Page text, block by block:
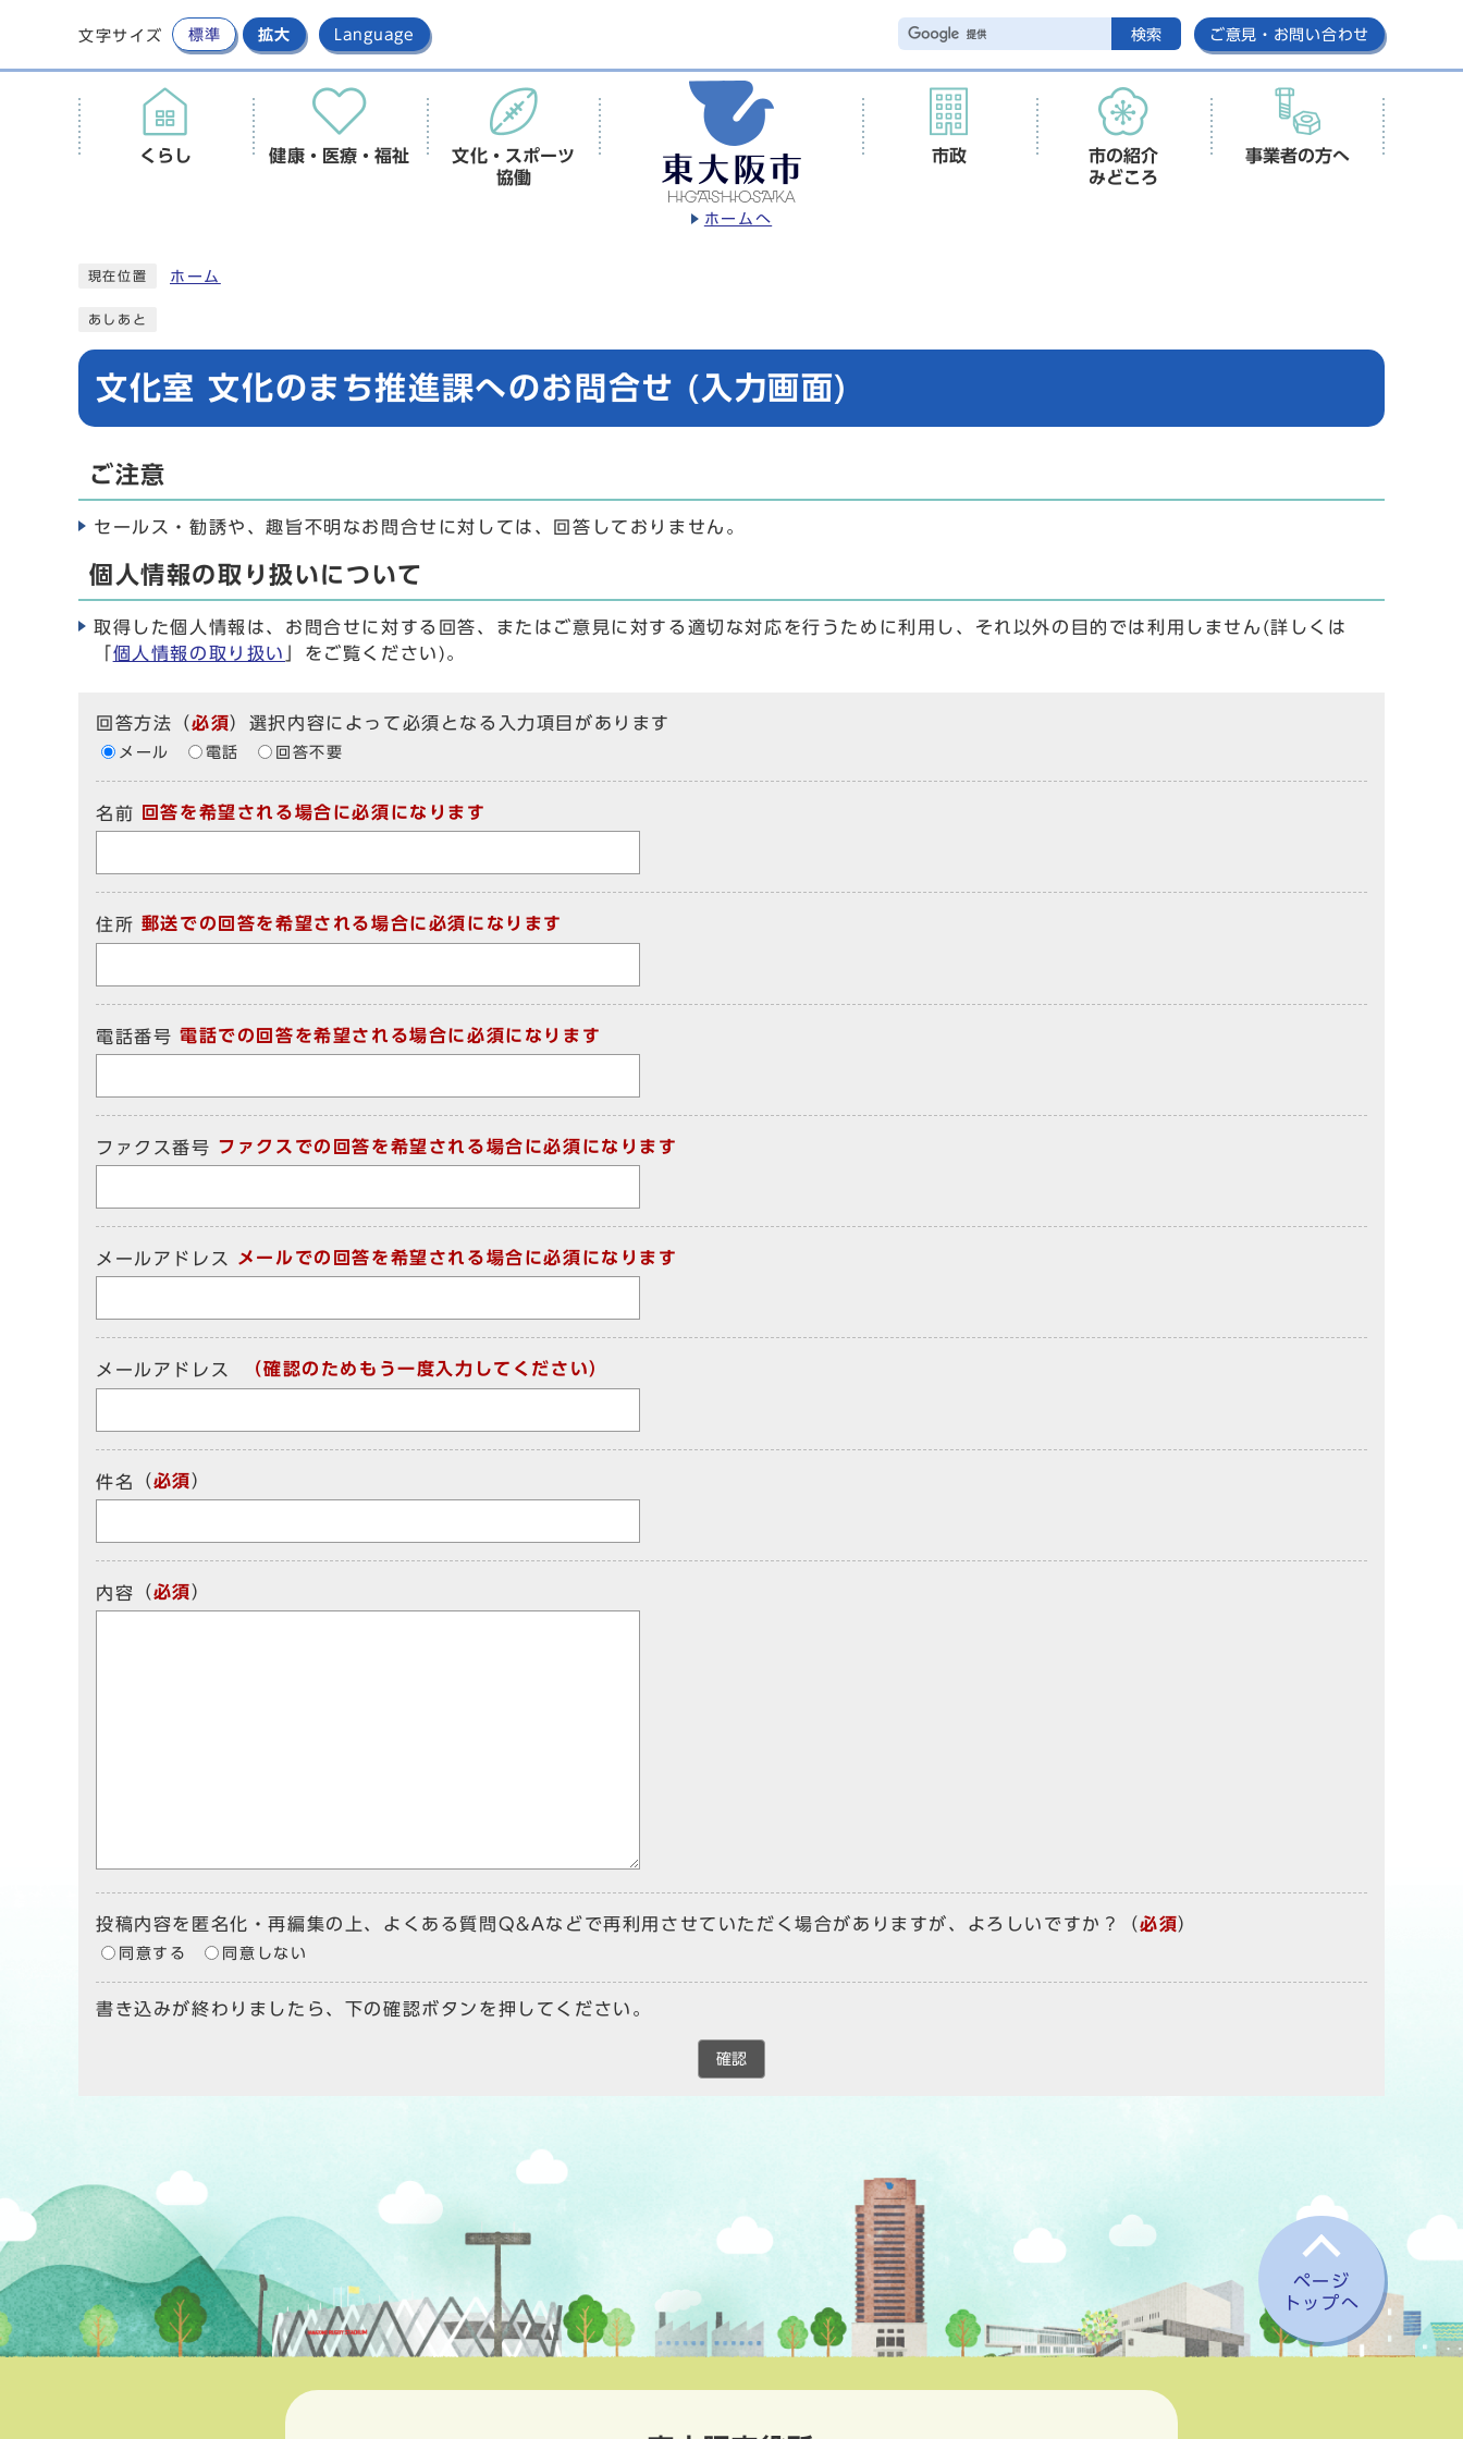
文字サイズ 標準 拡大 Language 検索 ご意見・お問い合わせ
ホームへ
くらし 健康・医療・福祉
文化・スポーツ
協働
市政
市の紹介
みどころ
事業者の方へ
現在位置 ホーム
あしあと
文化室 文化のまち推進課へのお問合せ (入力画面)
ご注意
セールス・勧誘や、趣旨不明なお問合せに対しては、回答しておりません。
個人情報の取り扱いについて
取得した個人情報は、お問合せに対する回答、またはご意見に対する適切な対応を行うために利用し、それ以外の目的では利用しません(詳しくは
個人情報の取り扱い 」をご覧ください)。
回答方法 （必須）選択内容によって必須となる入力項目があります
メール 電話 回答不要
名前 回答を希望される場合に必須になります
住所 郵送での回答を希望される場合に必須になります
電話番号 電話での回答を希望される場合に必須になります
ファクス番号 ファクスでの回答を希望される場合に必須になります
メールアドレス メールでの回答を希望される場合に必須になります
メールアドレス （確認のためもう一度入力してください）
件名 （必須）
内容 （必須）
投稿内容を匿名化・再編集の上、よくある質問Q&Aなどで再利用させていただく場合がありますが、よろしいですか？ （必須）
同意する 同意しない
書き込みが終わりましたら、下の確認ボタンを押してください。
確認
ページ
トップへ